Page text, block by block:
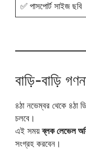
✅ পাসপোর্ট সাইজ ছবি
বাড়ি-বাড়ি
৪ঠা নভেম্বর থেকে ৪ঠা
চলবে।
এই সময়ব্লক লেভেল
সংগ্রহ করবেন।